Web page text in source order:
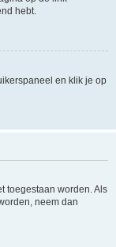
hebt.
en klik je op
toegestaan worden. Als
neem dan